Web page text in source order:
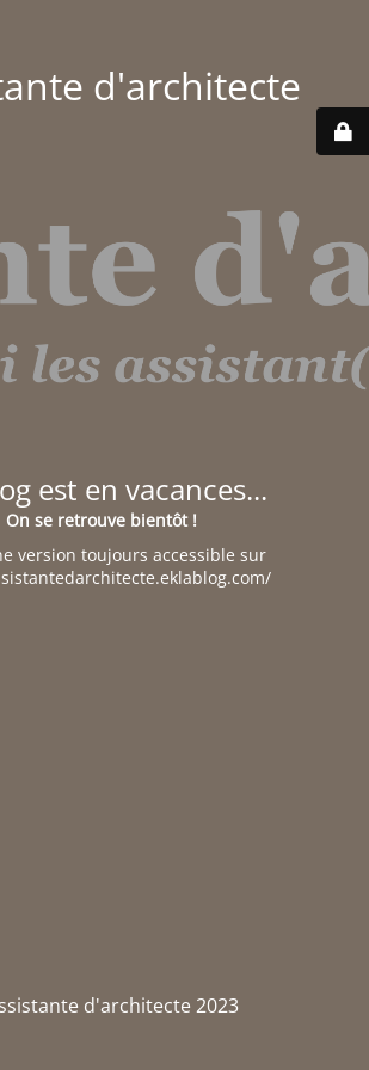
d'architecte
est en vacances...
On se retrouve bientôt !
version toujours accessible sur
d'architecte 2023